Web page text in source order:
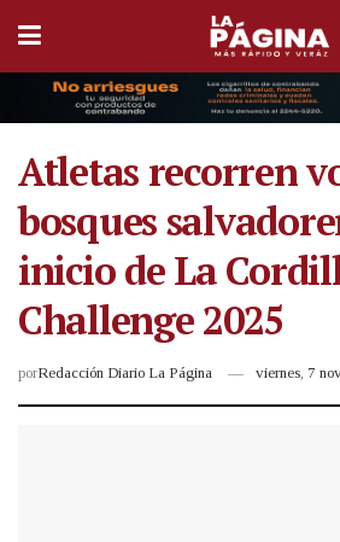
Atletas recorren
bosques
inicio de La
Challenge 2025
porRedacción Diario La Página viernes, 7